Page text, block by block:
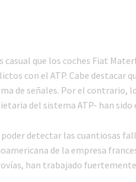
casual que los coches Fiat
con el ATP. Cabe destacar
de señales. Por el contrario,
del sistema ATP- han sido
poder detectar las cuantiosas
de la empresa
han trabajado